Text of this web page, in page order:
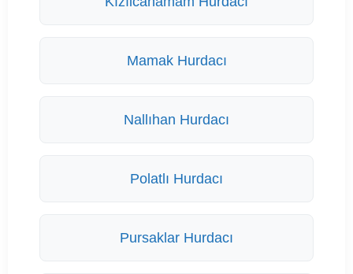
Mamak Hurdacı
Nallıhan Hurdacı
Polatlı Hurdacı
Pursaklar Hurdacı